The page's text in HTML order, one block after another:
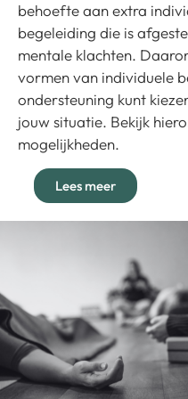
behoefte aan extra
begeleiding die is
mentale klachten.
vormen van individuele
ondersteuning kunt
jouw situatie. Bekijk
mogelijkheden.
Lees meer